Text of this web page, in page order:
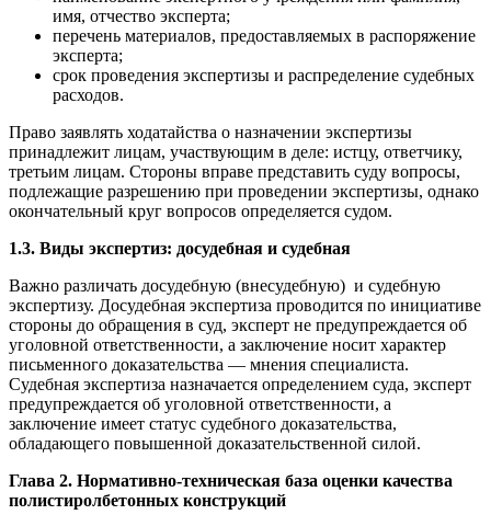
имя, отчество эксперта;
перечень материалов, предоставляемых в распоряжение
эксперта;
срок проведения экспертизы и распределение судебных
расходов.
Право заявлять ходатайства о назначении экспертизы
принадлежит лицам, участвующим в деле: истцу, ответчику,
третьим лицам. Стороны вправе представить суду вопросы,
подлежащие разрешению при проведении экспертизы, однако
окончательный круг вопросов определяется судом.
1.3. Виды экспертиз: досудебная и судебная
Важно различать досудебную (внесудебную) и судебную
экспертизу. Досудебная экспертиза проводится по инициативе
стороны до обращения в суд, эксперт не предупреждается об
уголовной ответственности, а заключение носит характер
письменного доказательства — мнения специалиста.
Судебная экспертиза назначается определением суда, эксперт
предупреждается об уголовной ответственности, а
заключение имеет статус судебного доказательства,
обладающего повышенной доказательственной силой.
Глава 2. Нормативно-техническая база оценки качества
полистиролбетонных конструкций